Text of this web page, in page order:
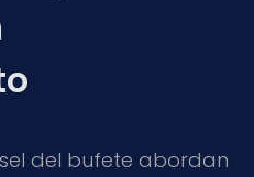
del bufete abordan